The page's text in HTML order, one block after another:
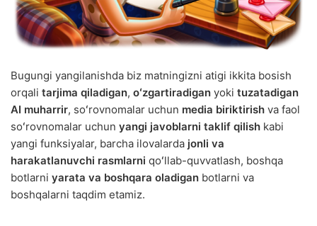
Bugungi yangilanishda biz matningizni atigi ikkita bosish
orqali tarjima qiladigan, oʻzgartiradigan yoki tuzatadigan
AI muharrir, soʻrovnomalar uchun media biriktirish va faol
soʻrovnomalar uchun yangi javoblarni taklif qilish kabi
yangi funksiyalar, barcha ilovalarda jonli va
harakatlanuvchi rasmlarni qoʻllab-quvvatlash, boshqa
botlarni yarata va boshqara oladigan botlarni va
boshqalarni taqdim etamiz.